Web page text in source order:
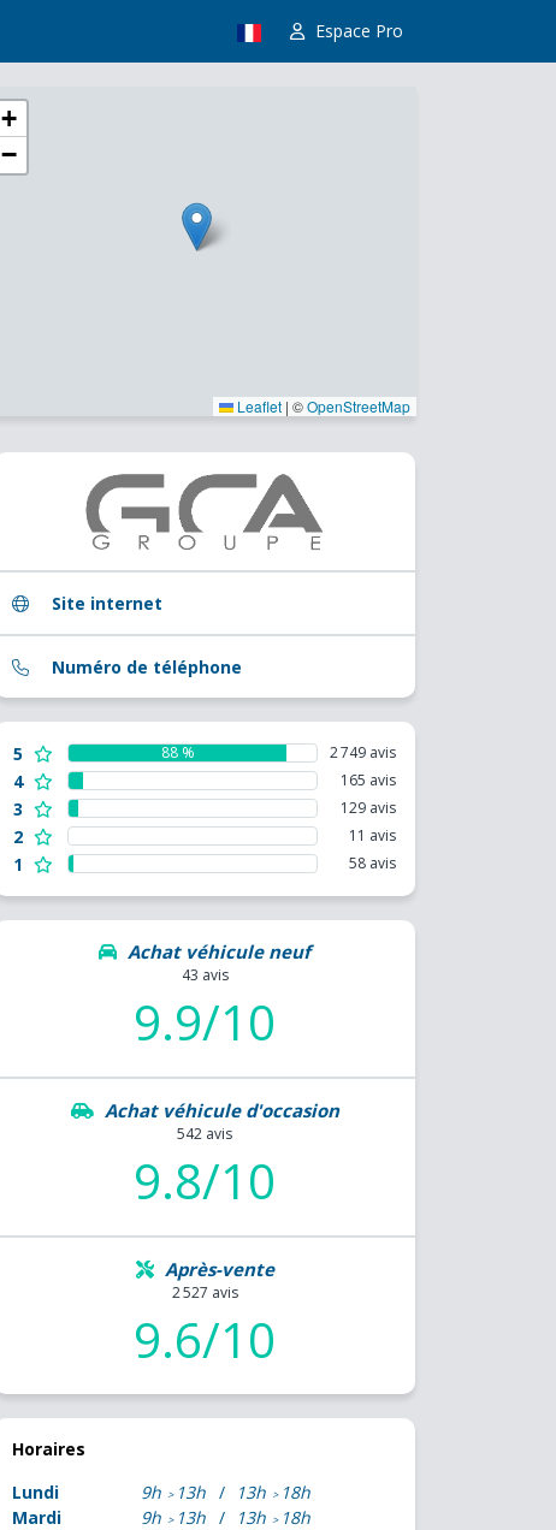
Espace Pro
+
−
Leaflet | ©OpenStreetMap
Site internet
Numéro de téléphone
5 88 % 2 749 avis
4 165 avis
3 129 avis
2 11 avis
1 58 avis
Achat véhicule neuf
43 avis
9.9/10
Achat véhicule d'occasion
542 avis
9.8/10
Après-vente
2 527 avis
9.6/10
Horaires
Lundi
9h 13h 13h
18h
Mardi
9h 13h 13h
18h